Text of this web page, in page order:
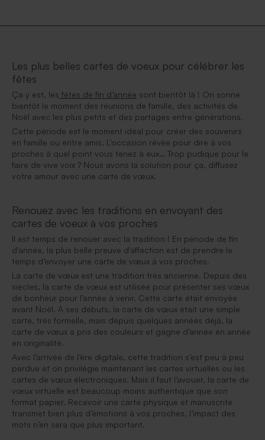
Les plus belles cartes de voeux pour célébrer les
fêtes
Ça y est, les fêtes de fin d’année sont bientôt là ! On sonne
bientôt le moment des réunions de famille, des activités de
Noël avec les plus petits et des partages entre générations.
Cette période est le moment idéal pour créer des souvenirs
en famille ou entre amis. L'occasion rêvée pour dire à vos
proches à quel point vous tenez à eux… Trop pudique pour le
faire de vive voix ? Nous avons la solution pour ça, diffusez
votre amour avec une carte de vœux.
Renouez avec les traditions en envoyant des
cartes de voeux à vos proches
Il est temps de renouer avec la tradition ! En période de fin
d'année, la plus belle preuve d'affection est de prendre le
temps d’envoyer une carte de vœux à vos proches.
La carte de vœux est une tradition très ancienne. Depuis des
siècles, la carte de vœux est utilisée pour présenter ses vœux
de bonheur pour l’année à venir. Cette carte était envoyée
avant Noël. À ses débuts, la carte de vœux était une simple
carte, très formelle, mais depuis quelques années déjà, la
carte de vœux a pris des couleurs et gagne d’année en année
en originalité.
Avec l’arrivée de l’ère digitale, cette tradition s’est peu à peu
perdue et on privilégie maintenant les cartes virtuelles ou les
cartes de vœux électroniques. Mais il faut l’avouer, la carte de
vœux virtuelle est beaucoup moins authentique que son
format papier. Recevoir une carte physique et manuscrite
transmet bien plus d’émotions à vos proches, l’impact des
mots n’en sera que plus important.